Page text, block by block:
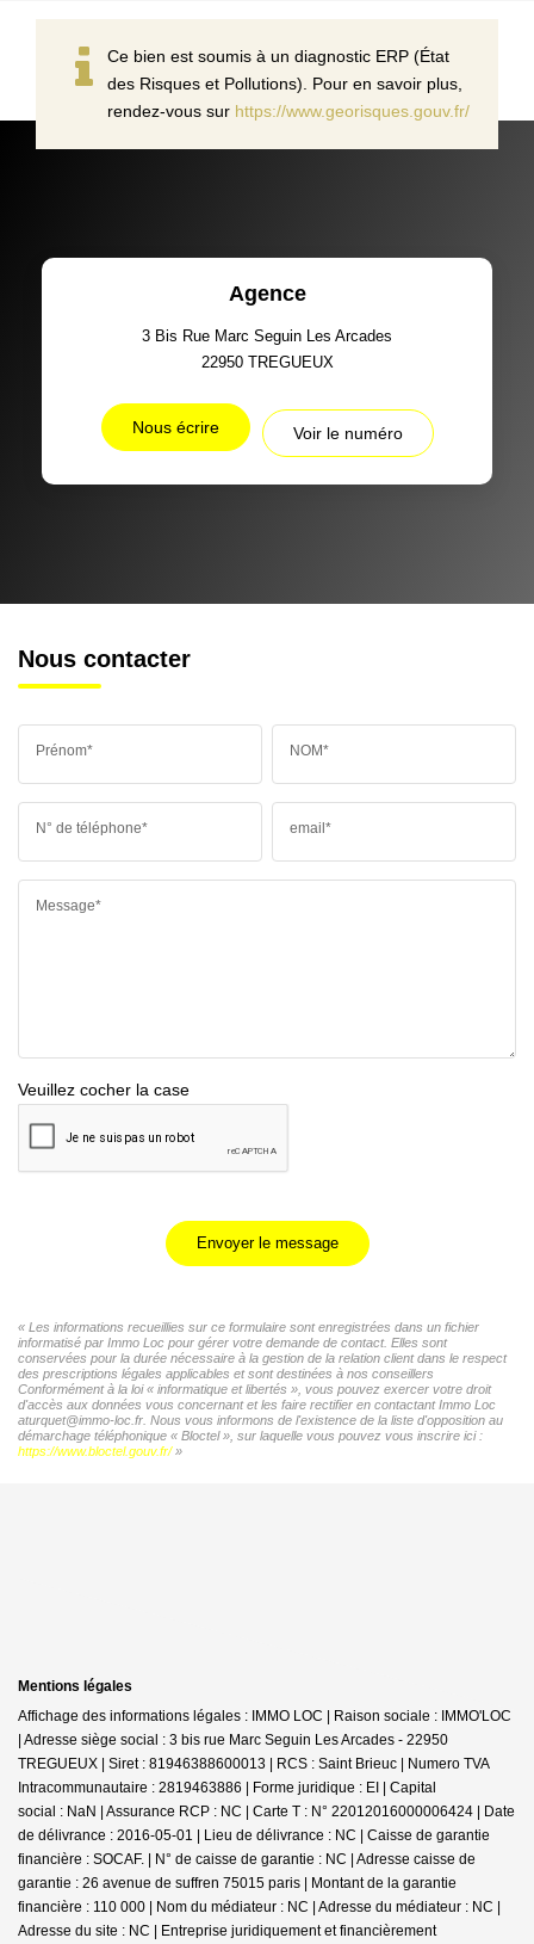
Ce bien est soumis à un diagnostic ERP (État
des Risques et Pollutions). Pour en savoir plus,
rendez-vous sur https://www.georisques.gouv.fr/
Agence
3 Bis Rue Marc Seguin Les Arcades
22950 TREGUEUX
Nous écrire Voir le numéro
Nous contacter
Prénom* NOM*
N° de téléphone* email*
Message*
Veuillez cocher la case
Envoyer le message
« Les informations recueillies sur ce formulaire sont enregistrées dans un fichier
informatisé par Immo Loc pour gérer votre demande de contact. Elles sont
conservées pour la durée nécessaire à la gestion de la relation client dans le respect
des prescriptions légales applicables et sont destinées à nos conseillers
Conformément à la loi « informatique et libertés », vous pouvez exercer votre droit
d'accès aux données vous concernant et les faire rectifier en contactant Immo Loc
aturquet@immo-loc.fr. Nous vous informons de l'existence de la liste d'opposition au
démarchage téléphonique « Bloctel », sur laquelle vous pouvez vous inscrire ici :
https://www.bloctel.gouv.fr/»
Mentions légales
Affichage des informations légales : IMMO LOC | Raison sociale : IMMO'LOC
| Adresse siège social : 3 bis rue Marc Seguin Les Arcades - 22950
TREGUEUX | Siret : 81946388600013 | RCS : Saint Brieuc | Numero TVA
Intracommunautaire : 2819463886 | Forme juridique : EI | Capital
social : NaN | Assurance RCP : NC | Carte T : N° 22012016000006424 | Date
de délivrance : 2016-05-01 | Lieu de délivrance : NC | Caisse de garantie
financière : SOCAF. | N° de caisse de garantie : NC | Adresse caisse de
garantie : 26 avenue de suffren 75015 paris | Montant de la garantie
financière : 110 000 | Nom du médiateur : NC | Adresse du médiateur : NC |
Adresse du site : NC | Entreprise juridiquement et financièrement